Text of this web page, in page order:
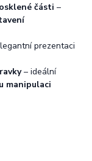
části –
prezentaci
– ideální
manipulaci